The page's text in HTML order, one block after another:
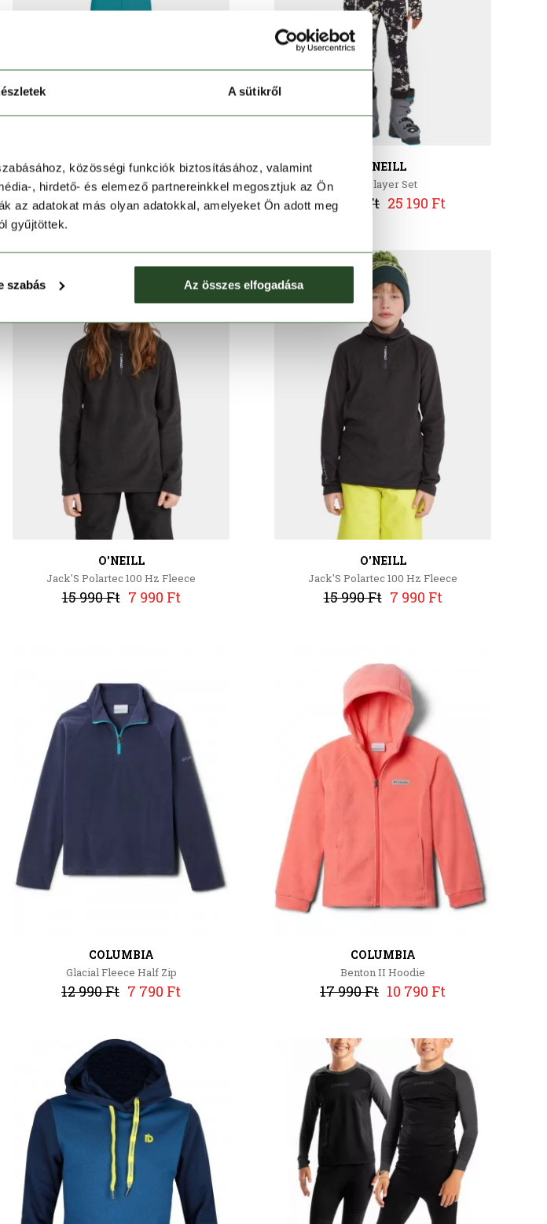
A sütikről
közösségi funkciók biztosításához, valamint
, hirdető- és elemező partnereinkkel megosztjuk az Ön
az adatokat más olyan adatokkal, amelyeket Ön adott meg
gyűjtöttek.
szabás Az összes elfogadása
O'NEILL
Baselayer Set
35 990 Ft 25 190 Ft
O'NEILL
Baselayer Set
35 990 Ft 25 190 Ft
O'NEILL
Jack'S Polartec 100 Hz Fleece
15 990 Ft 7 990 Ft
O'NEILL
Jack'S Polartec 100 Hz Fleece
15 990 Ft 7 990 Ft
COLUMBIA
Glacial Fleece Half Zip
12 990 Ft 7 790 Ft
COLUMBIA
Benton II Hoodie
17 990 Ft 10 790 Ft